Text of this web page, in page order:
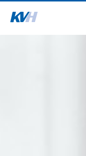
Zur Startseite